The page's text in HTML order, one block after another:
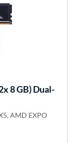
8 GB) Dual-
AMD EXPO